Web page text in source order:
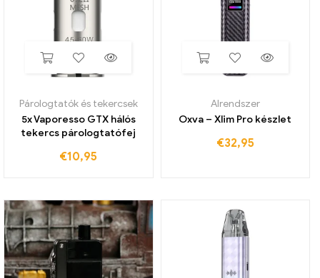
Párologtatók és tekercsek
5x Vaporesso GTX hálós
tekercs párologtatófej
€10,95
Alrendszer
Oxva – Xlim Pro készlet
€32,95